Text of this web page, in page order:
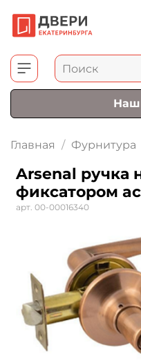
Главная Фурнитура
Arsenal ручка
фиксатором
арт. 00-00016340